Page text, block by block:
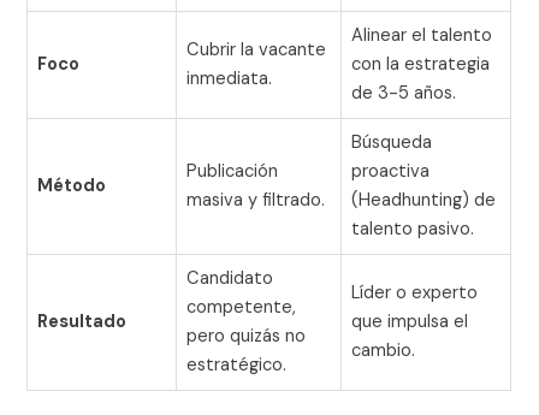
Foco
Cubrir la vacante
inmediata.
Alinear el talento
con la estrategia
de 3-5 años.
Método
Publicación
masiva y filtrado.
Búsqueda
proactiva
(Headhunting) de
talento pasivo.
Resultado
Candidato
competente,
pero quizás no
estratégico.
Líder o experto
que impulsa el
cambio.